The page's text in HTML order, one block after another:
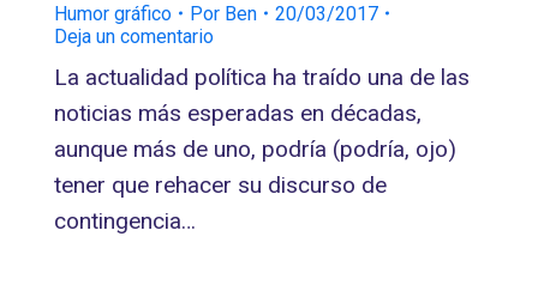
Humor gráfico Por Ben
20/03/2017
Deja un comentario
La actualidad política ha traído una de las
noticias más esperadas en décadas,
aunque más de uno, podría (podría, ojo)
tener que rehacer su discurso de
contingencia…